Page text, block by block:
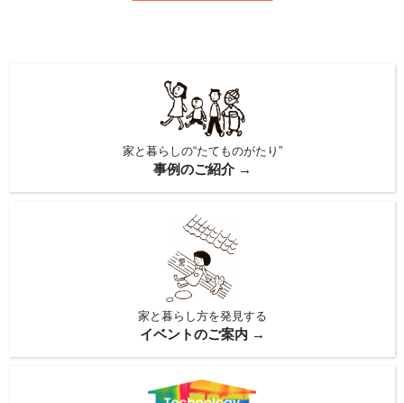
家と暮らしの“たてものがたり”
事例のご紹介 →
家と暮らし方を発見する
イベントのご案内 →